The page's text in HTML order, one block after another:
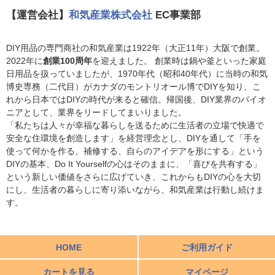
【運営会社】 和気産業株式会社 EC事業部
DIY用品の専門商社の和気産業は1922年（大正11年）大阪で創業。
2022年に創業100周年を迎えました。 創業時は鍋や釜といった家庭
日用品を扱っていましたが、1970年代（昭和40年代）に当時の和気
博史専務（二代目）がカナダのモントリオール博でDIYを知り、こ
れから日本ではDIYの時代が来ると確信。帰国後、DIY業界のパイオ
ニアとして、業界をリードしてまいりました。
「私たちは人々が幸福な暮らしを送るために生活者の立場で快適で
安全な住環境を創造します」を経営理念とし、DIYを通して「手を
使って何かを作る、補修する、自らのアイデアを形にする」という
DIYの基本、Do It Yourselfの心はそのままに、「喜びを共有する」
という新しい価値をさらに広げていき、これからもDIYの心を大切
にし、生活者の暮らしに寄り添いながら、和気産業は行動し続けま
す。
HOME ご利用ガイド
カートを見る マイページ